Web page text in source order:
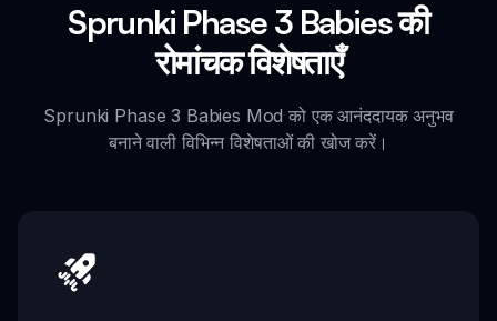
Sprunki Phase 3 Babies की
रोमांचक विशेषताएँ
Sprunki Phase 3 Babies Mod को एक आनंददायक अनुभव
बनाने वाली विभिन्न विशेषताओं की खोज करें।